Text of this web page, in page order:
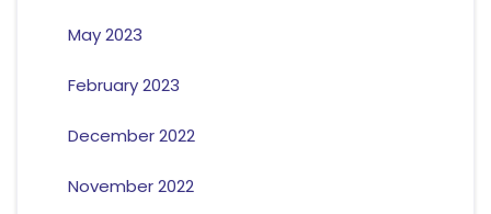
May 2023
February 2023
December 2022
November 2022